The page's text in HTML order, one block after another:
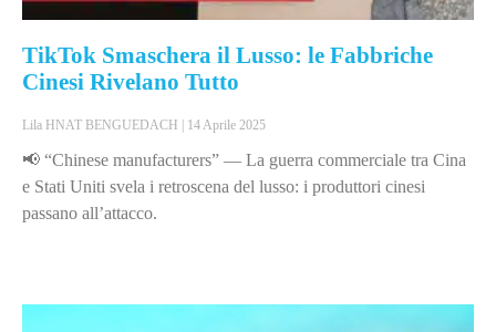
TikTok Smaschera il Lusso: le Fabbriche
Cinesi Rivelano Tutto
Lila HNAT BENGUEDACH 14 Aprile 2025
📢 “Chinese manufacturers” — La guerra commerciale tra Cina
e Stati Uniti svela i retroscena del lusso: i produttori cinesi
passano all’attacco.